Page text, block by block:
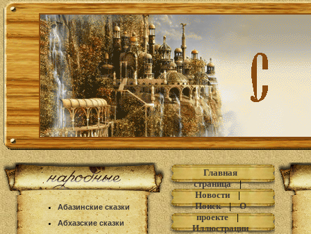
Абазинские сказки
Абхазские сказки
Главная
страница|
Новости|
Поиск|О
проекте|
Иллюстрации